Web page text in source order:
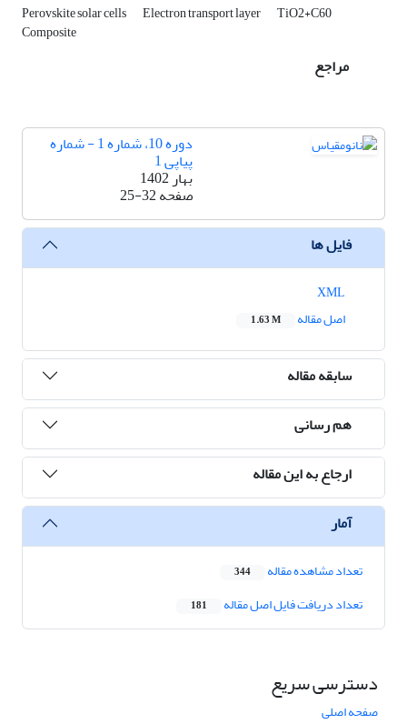
Perovskite solar cells Electron transport layer TiO2+C60
Composite
مراجع
دوره 10، شماره 1 - شماره
پیاپی 1
بهار 1402
صفحه25-32
فایل ها
اصل مقاله
1.63 M
سابقه مقاله
هم رسانی
ارجاع به این مقاله
آمار
تعداد مشاهده مقاله 344
تعداد دریافت فایل اصل مقاله 181
دسترسی سریع
صفحه اصلی